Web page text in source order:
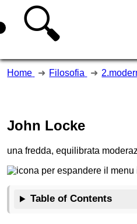
🔍
Home Filosofia
John Locke
una fredda, equilibrata
Table of Contents